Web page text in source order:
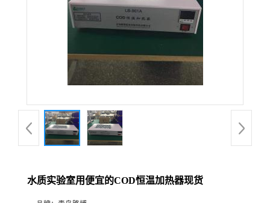
品
厅
水质实验室用便宜的COD恒温加热器现货